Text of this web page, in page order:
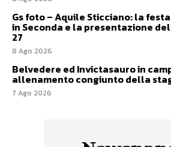
Gs foto – Aquile Sticciano: la
in Seconda e la presentazione
27
8 Ago 2026
Belvedere ed Invictasauro in
allenamento congiunto della
7 Ago 2026